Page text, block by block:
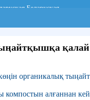
Беларуская
বাংলা
Българскиқалай
органикалық
алғаннан